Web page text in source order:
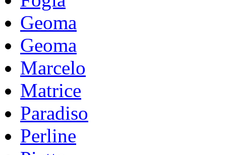
Geoma
Geoma
Marcelo
Matrice
Paradiso
Perline